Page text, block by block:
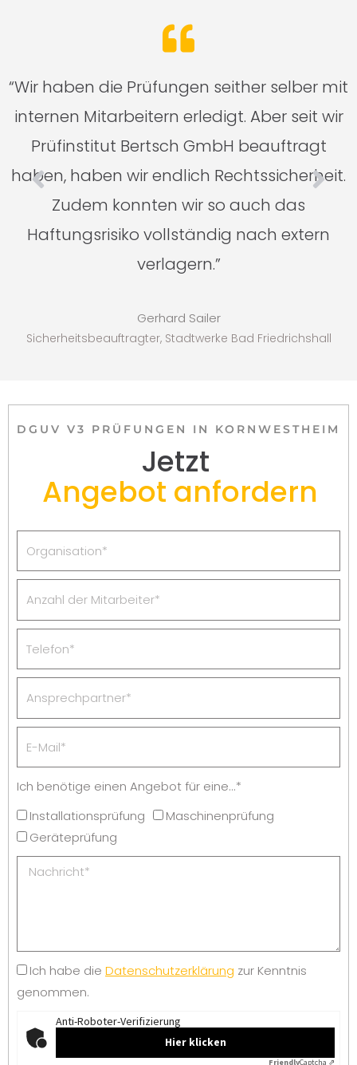
“Wir haben die Prüfungen seither selber mit
internen Mitarbeitern erledigt. Aber seit wir
Prüfinstitut Bertsch GmbH beauftragt
haben, haben wir endlich Rechtssicherheit.
Zudem konnten wir so auch das
Haftungsrisiko vollständig nach extern
verlagern.”
Gerhard Sailer
Sicherheitsbeauftragter, Stadtwerke Bad Friedrichshall
DGUV V3 PRÜFUNGEN IN KORNWESTHEIM
Jetzt
Angebot anfordern
Ich benötige einen Angebot für eine...*
Installationsprüfung
Maschinenprüfung
Geräteprüfung
Ich habe die Datenschutzerklärung zur Kenntnis
genommen.
Anti-Roboter-Verifizierung
Hier klicken
FriendlyCaptcha ⇗